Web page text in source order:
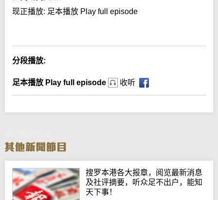
现正播放: 足本播放 Play full episode
分段播放:
足本播放 Play full episode 收听
搜罗本港各大报章，阅览最新消息
及社评摘要，听众足不出户，能知
天下事！